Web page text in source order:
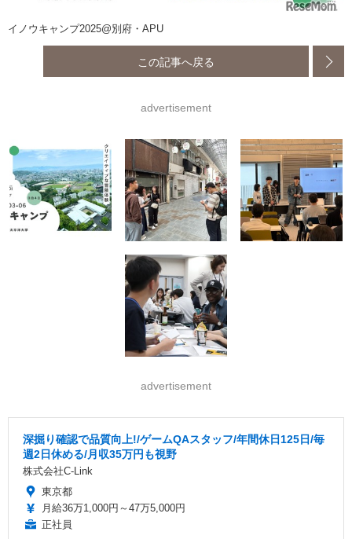
イノウキャンプ2025@別府・APU
この記事へ戻る
advertisement
advertisement
深掘り確認で品質向上!/ゲームQAスタッフ/年間休日125日/毎
週2日休める/月収35万円も視野
株式会社C-Link
東京都
月給36万1,000円～47万5,000円
正社員